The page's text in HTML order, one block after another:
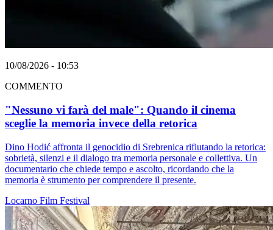
10/08/2026 - 10:53
COMMENTO
"Nessuno vi farà del male": Quando il cinema
sceglie la memoria invece della retorica
Dino Hodić affronta il genocidio di Srebrenica rifiutando la retorica:
sobrietà, silenzi e il dialogo tra memoria personale e collettiva. Un
documentario che chiede tempo e ascolto, ricordando che la
memoria è strumento per comprendere il presente.
Locarno Film Festival